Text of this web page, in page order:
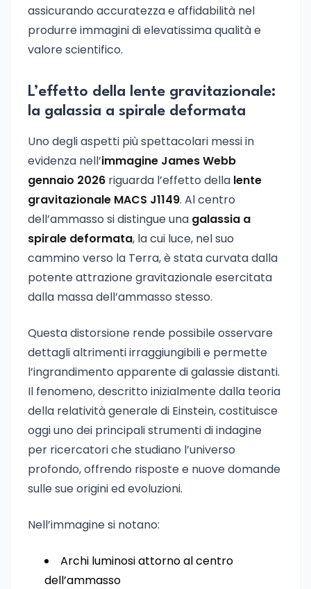
assicurando accuratezza e affidabilità nel
produrre immagini di elevatissima qualità e
valore scientifico.
L’effetto della lente gravitazionale:
la galassia a spirale deformata
Uno degli aspetti più spettacolari messi in
evidenza nell’immagine James Webb
gennaio 2026 riguarda l’effetto della lente
gravitazionale MACS J1149. Al centro
dell’ammasso si distingue una galassia a
spirale deformata, la cui luce, nel suo
cammino verso la Terra, è stata curvata dalla
potente attrazione gravitazionale esercitata
dalla massa dell’ammasso stesso.
Questa distorsione rende possibile osservare
dettagli altrimenti irraggiungibili e permette
l’ingrandimento apparente di galassie distanti.
Il fenomeno, descritto inizialmente dalla teoria
della relatività generale di Einstein, costituisce
oggi uno dei principali strumenti di indagine
per ricercatori che studiano l’universo
profondo, offrendo risposte e nuove domande
sulle sue origini ed evoluzioni.
Nell’immagine si notano:
Archi luminosi attorno al centro
dell’ammasso